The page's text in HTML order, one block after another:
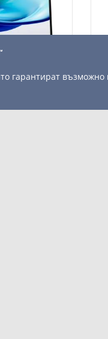
- 324pf
гарантират